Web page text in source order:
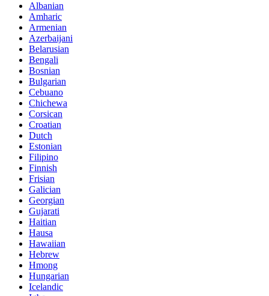
Albanian
Amharic
Armenian
Azerbaijani
Belarusian
Bengali
Bosnian
Bulgarian
Cebuano
Chichewa
Corsican
Croatian
Dutch
Estonian
Filipino
Finnish
Frisian
Galician
Georgian
Gujarati
Haitian
Hausa
Hawaiian
Hebrew
Hmong
Hungarian
Icelandic